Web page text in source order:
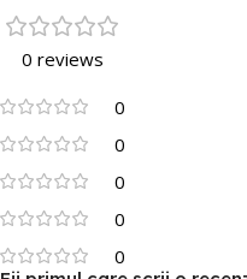
0 reviews
0
0
0
0
0